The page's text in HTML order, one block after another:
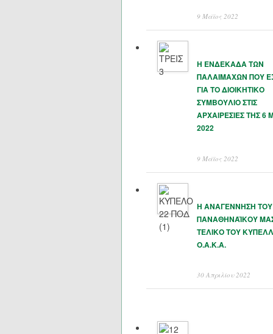
9 Μάϊος 2022
Η ΕΝΔΕΚΑΔΑ ΤΩΝ
ΠΑΛΑΙΜΑΧΩΝ ΠΟΥ
ΓΙΑ ΤΟ ΔΙΟΙΚΗΤΙΚΟ
ΣΥΜΒΟΥΛΙΟ ΣΤΙΣ
ΑΡΧΑΙΡΕΣΙΕΣ ΤΗΣ 6
2022
9 Μάϊος 2022
Η ΑΝΑΓΕΝΝΗΣΗ ΤΟΥ
ΠΑΝΑΘΗΝΑΪΚΟΥ
ΤΕΛΙΚΟ ΤΟΥ
Ο.Α.Κ.Α.
30 Απριλίου 2022